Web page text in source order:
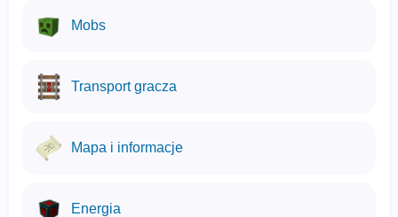
Mobs
Transport gracza
Mapa i informacje
Energia